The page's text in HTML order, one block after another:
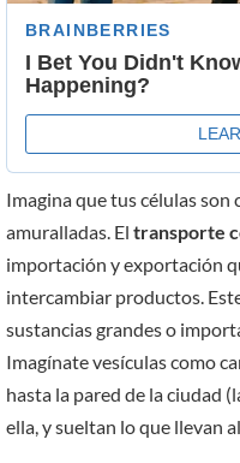
Imagina que tus células son
amuralladas. El transporte
importación y exportación
intercambiar productos.
sustancias grandes o
Imagínate vesículas como
hasta la pared de la ciudad
ella, y sueltan lo que llevan